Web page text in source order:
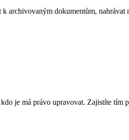
archivovaným dokumentům,
je má právo upravovat. Zajistíte